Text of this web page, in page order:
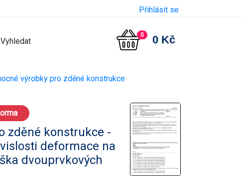
Přihlásit se
0 0 Kč
výrobky pro zděné konstrukce
zděné konstrukce -
deformace na
dvouprvkových